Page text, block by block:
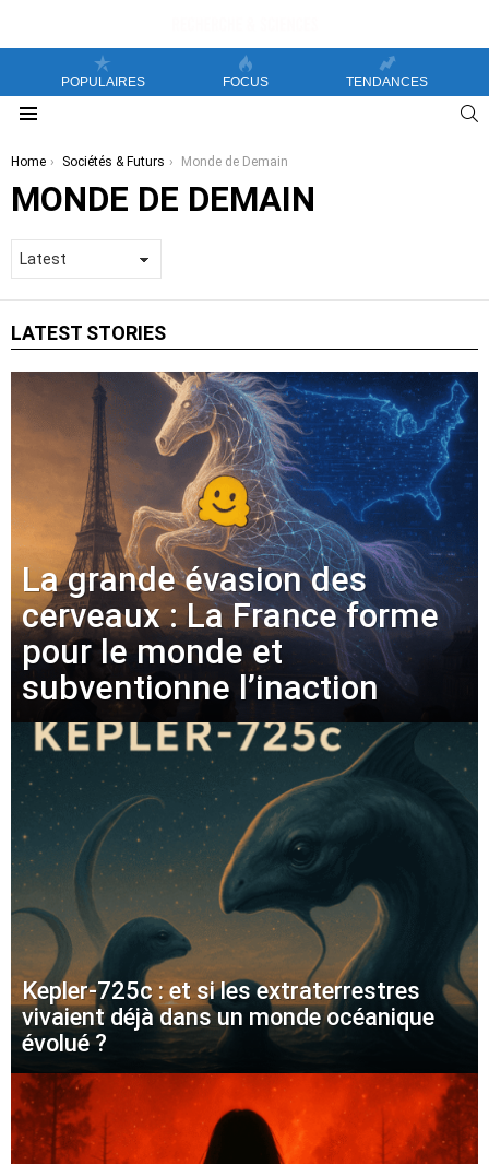
POPULAIRES FOCUS TENDANCES
You are here:
Home Sociétés & Futurs Monde de Demain
MONDE DE DEMAIN
LATEST STORIES
La grande évasion des
cerveaux : La France forme
pour le monde et
subventionne l’inaction
Kepler-725c : et si les extraterrestres
vivaient déjà dans un monde océanique
évolué ?